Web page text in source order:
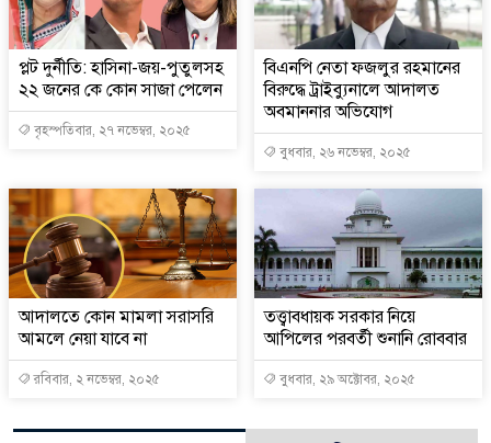
প্লট দুর্নীতি: হাসিনা-জয়-পুতুলসহ
২২ জনের কে কোন সাজা পেলেন
বৃহস্পতিবার, ২৭ নভেম্বর, ২০২৫
বিএনপি নেতা ফজলুর রহমানের
বিরুদ্ধে ট্রাইব্যুনালে আদালত
অবমাননার অভিযোগ
বুধবার, ২৬ নভেম্বর, ২০২৫
আদালতে কোন মামলা সরাসরি
আমলে নেয়া যাবে না
রবিবার, ২ নভেম্বর, ২০২৫
তত্ত্বাবধায়ক সরকার নিয়ে
আপিলের পরবর্তী শুনানি রোববার
বুধবার, ২৯ অক্টোবর, ২০২৫